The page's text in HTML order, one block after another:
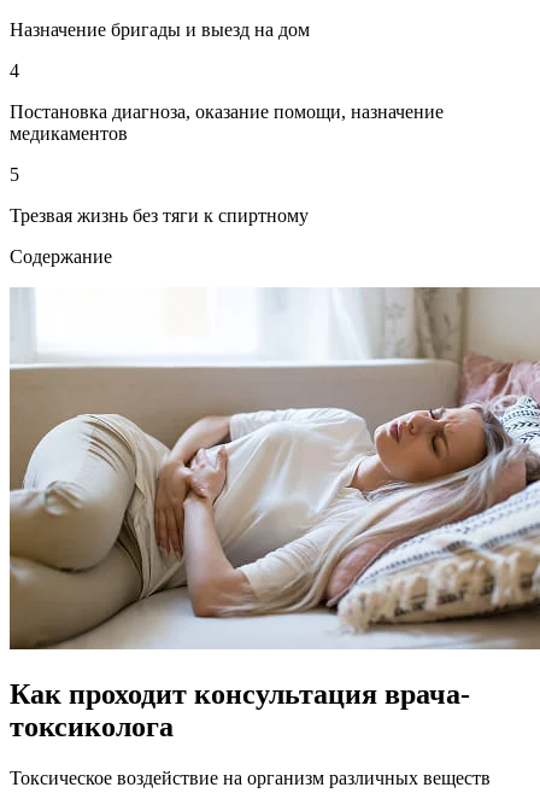
Назначение бригады и выезд на дом
4
Постановка диагноза, оказание помощи, назначение
медикаментов
5
Трезвая жизнь без тяги к спиртному
Содержание
Как проходит консультация врача-
токсиколога
Токсическое воздействие на организм различных веществ